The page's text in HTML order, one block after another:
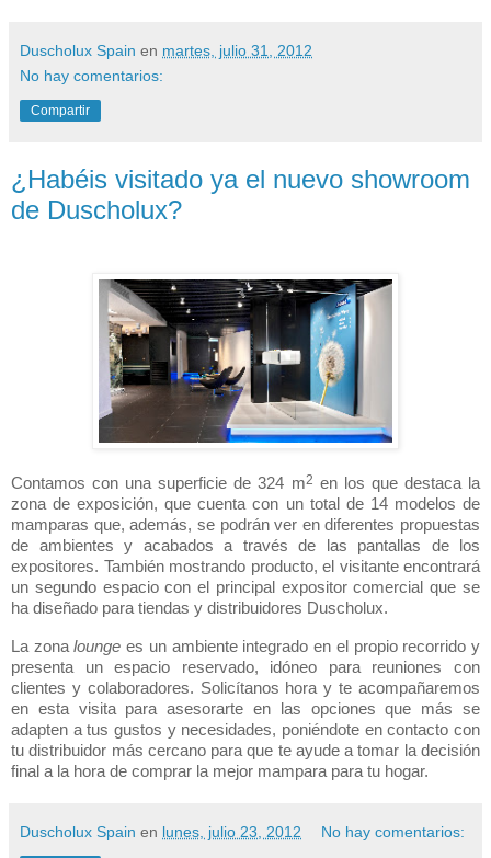
Duscholux Spain en martes, julio 31, 2012
No hay comentarios:
Compartir
¿Habéis visitado ya el nuevo showroom
de Duscholux?
Contamos con una superficie de 324 m2 en los que destaca la
zona de exposición, que cuenta con un total de 14 modelos de
mamparas que, además, se podrán ver en diferentes propuestas
de ambientes y acabados a través de las pantallas de los
expositores. También mostrando producto, el visitante encontrará
un segundo espacio con el principal expositor comercial que se
ha diseñado para tiendas y distribuidores Duscholux.
La zonalounge es un ambiente integrado en el propio recorrido y
presenta un espacio reservado, idóneo para reuniones con
clientes y colaboradores. Solicítanos hora y te acompañaremos
en esta visita para asesorarte en las opciones que más se
adapten a tus gustos y necesidades, poniéndote en contacto con
tu distribuidor más cercano para que te ayude a tomar la decisión
final a la hora de comprar la mejor mampara para tu hogar.
Duscholux Spain en lunes, julio 23, 2012 No hay comentarios: